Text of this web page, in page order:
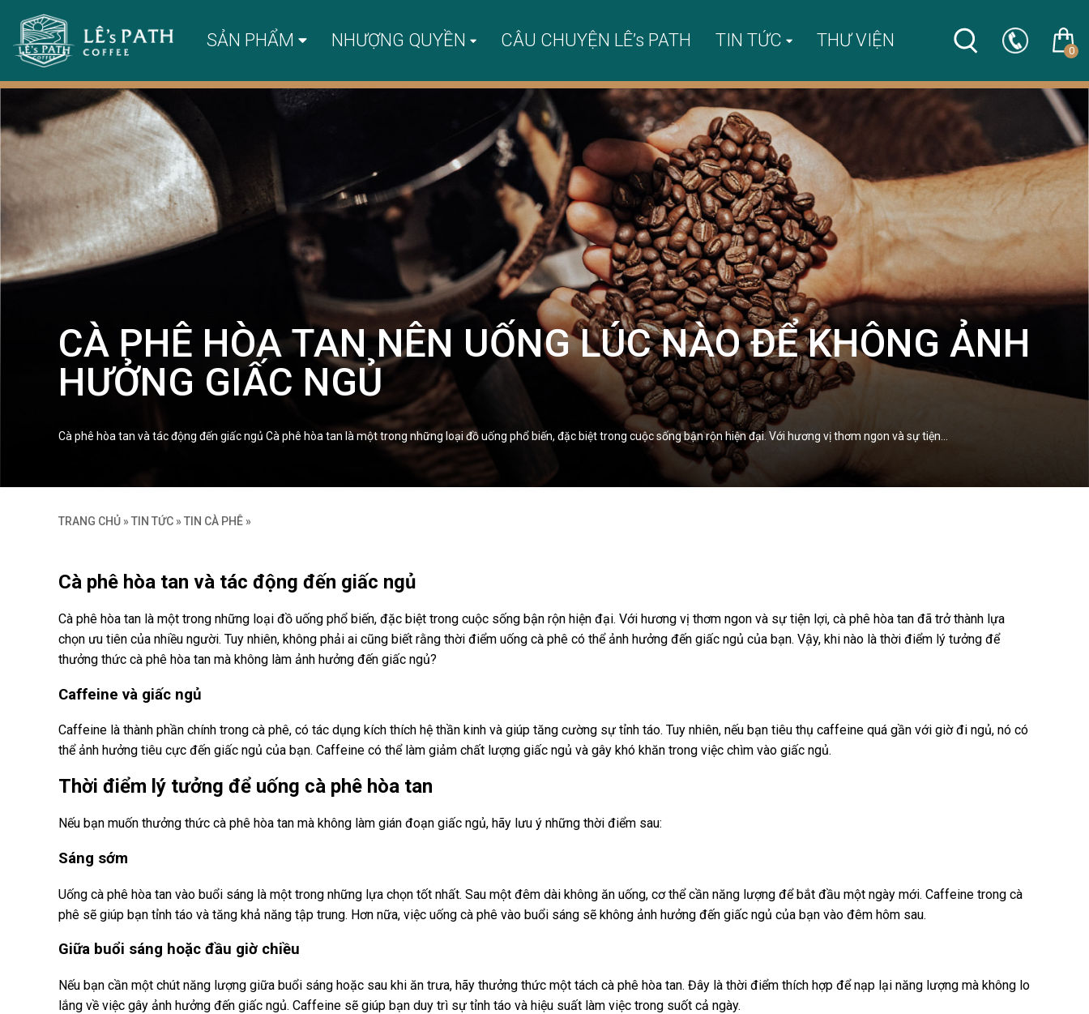
SẢN PHẨM NHƯỢNG QUYỀN CÂU CHUYỆN LÊ’s PATH TIN TỨC THƯ VIỆN 0
CÀ PHÊ HÒA TAN NÊN UỐNG LÚC NÀO ĐỂ KHÔNG ẢNH
HƯỞNG GIẤC NGỦ
Cà phê hòa tan và tác động đến giấc ngủ Cà phê hòa tan là một trong những loại đồ uống phổ biến, đặc biệt trong cuộc sống bận rộn hiện đại. Với hương vị thơm ngon và sự tiện…
TRANG CHỦ » TIN TỨC » TIN CÀ PHÊ »
Cà phê hòa tan và tác động đến giấc ngủ
Cà phê hòa tan là một trong những loại đồ uống phổ biến, đặc biệt trong cuộc sống bận rộn hiện đại. Với hương vị thơm ngon và sự tiện lợi, cà phê hòa tan đã trở thành lựa
chọn ưu tiên của nhiều người. Tuy nhiên, không phải ai cũng biết rằng thời điểm uống cà phê có thể ảnh hưởng đến giấc ngủ của bạn. Vậy, khi nào là thời điểm lý tưởng để
thưởng thức cà phê hòa tan mà không làm ảnh hưởng đến giấc ngủ?
Caffeine và giấc ngủ
Caffeine là thành phần chính trong cà phê, có tác dụng kích thích hệ thần kinh và giúp tăng cường sự tỉnh táo. Tuy nhiên, nếu bạn tiêu thụ caffeine quá gần với giờ đi ngủ, nó có
thể ảnh hưởng tiêu cực đến giấc ngủ của bạn. Caffeine có thể làm giảm chất lượng giấc ngủ và gây khó khăn trong việc chìm vào giấc ngủ.
Thời điểm lý tưởng để uống cà phê hòa tan
Nếu bạn muốn thưởng thức cà phê hòa tan mà không làm gián đoạn giấc ngủ, hãy lưu ý những thời điểm sau:
Sáng sớm
Uống cà phê hòa tan vào buổi sáng là một trong những lựa chọn tốt nhất. Sau một đêm dài không ăn uống, cơ thể cần năng lượng để bắt đầu một ngày mới. Caffeine trong cà
phê sẽ giúp bạn tỉnh táo và tăng khả năng tập trung. Hơn nữa, việc uống cà phê vào buổi sáng sẽ không ảnh hưởng đến giấc ngủ của bạn vào đêm hôm sau.
Giữa buổi sáng hoặc đầu giờ chiều
Nếu bạn cần một chút năng lượng giữa buổi sáng hoặc sau khi ăn trưa, hãy thưởng thức một tách cà phê hòa tan. Đây là thời điểm thích hợp để nạp lại năng lượng mà không lo
lắng về việc gây ảnh hưởng đến giấc ngủ. Caffeine sẽ giúp bạn duy trì sự tỉnh táo và hiệu suất làm việc trong suốt cả ngày.